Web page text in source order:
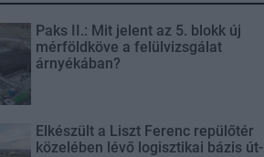
Paks II.: Mit jelent az 5. blokk új
mérföldköve a felülvizsgálat
árnyékában?
Elkészült a Liszt Ferenc repülőtér
közelében lévő logisztikai bázis út-